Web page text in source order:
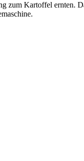
zum Kartoffel